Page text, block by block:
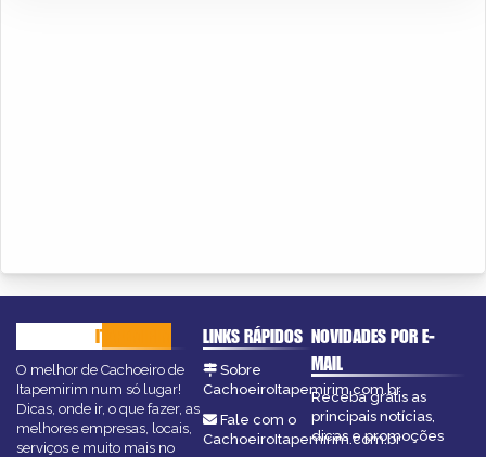
ITAPEMIRIM
O melhor de Cachoeiro de
Itapemirim num só lugar!
Dicas, onde ir, o que fazer, as
melhores empresas, locais,
serviços e muito mais no
LINKS RÁPIDOS
Sobre
CachoeiroItapemirim.com.br
Fale com o
CachoeiroItapemirim.com.br
NOVIDADES POR E-
MAIL
Receba grátis as
principais notícias,
dicas e promoções